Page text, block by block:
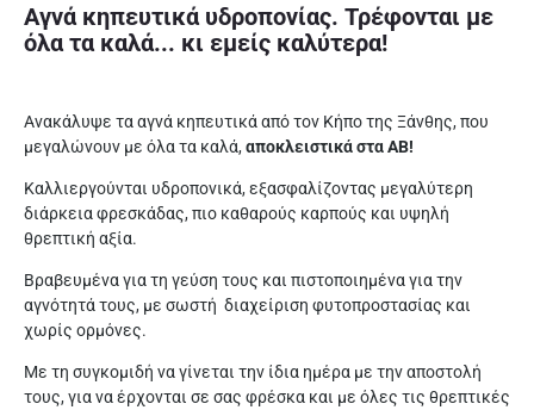
Αγνά κηπευτικά υδροπονίας. Τρέφονται με
όλα τα καλά... κι εμείς καλύτερα!
Ανακάλυψε τα αγνά κηπευτικά από τον Κήπο της Ξάνθης, που
μεγαλώνουν με όλα τα καλά,αποκλειστικά στα ΑΒ!
Καλλιεργούνται υδροπονικά, εξασφαλίζοντας μεγαλύτερη
διάρκεια φρεσκάδας, πιο καθαρούς καρπούς και υψηλή
θρεπτική αξία.
Βραβευμένα για τη γεύση τους και πιστοποιημένα για την
αγνότητά τους, με σωστή διαχείριση φυτοπροστασίας και
χωρίς ορμόνες.
Με τη συγκομιδή να γίνεται την ίδια ημέρα με την αποστολή
τους, για να έρχονται σε σας φρέσκα και με όλες τις θρεπτικές